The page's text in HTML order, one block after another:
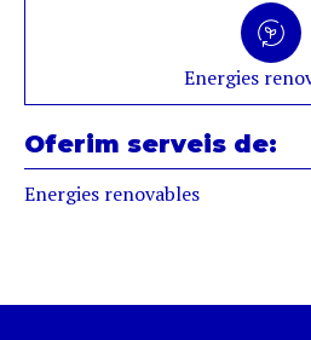
Energies
Oferim serveis de:
Energies renovables